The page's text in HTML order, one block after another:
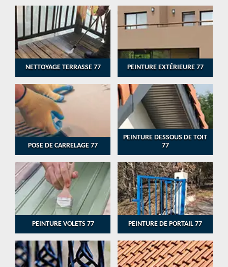
NETTOYAGE TERRASSE 77 PEINTURE EXTÉRIEURE 77
POSE DE CARRELAGE 77
PEINTURE DESSOUS DE TOIT
77
PEINTURE VOLETS 77 PEINTURE DE PORTAIL 77